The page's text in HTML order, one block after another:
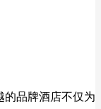
的品牌酒店不仅为